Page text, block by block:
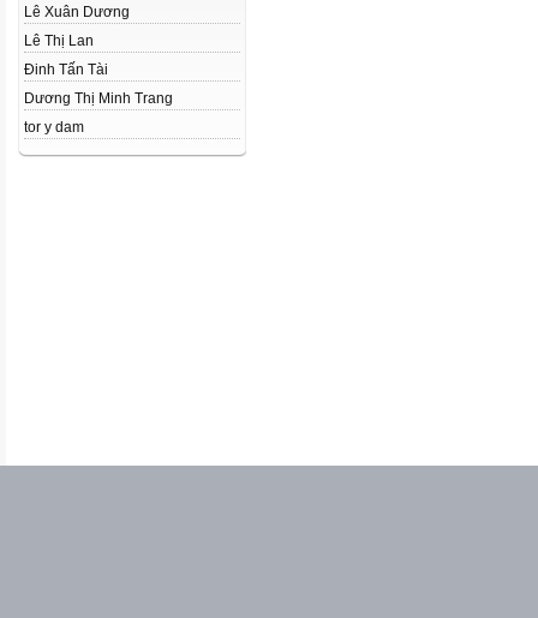
Lê Xuân Dương
Lê Thị Lan
Đinh Tấn Tài
Dương Thị Minh Trang
tor y dam